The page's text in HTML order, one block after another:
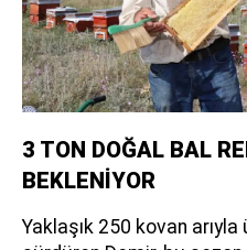
3 TON DOĞAL BAL
BEKLENİYOR
Yaklaşık 250 kovan